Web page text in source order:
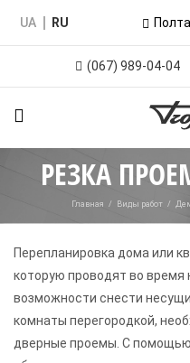
(067) 989-04-04
UA RU
РЕЗКА
Главная / Виды работ /
Перепланировка дома или
которую проводят во время
возможности снести
комнаты перегородкой,
дверные проемы. С